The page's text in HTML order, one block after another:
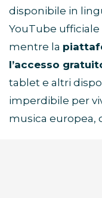
disponibile in
YouTube ufficiale
mentre la
l’accesso
tablet e altri
imperdibile per
musica europea,